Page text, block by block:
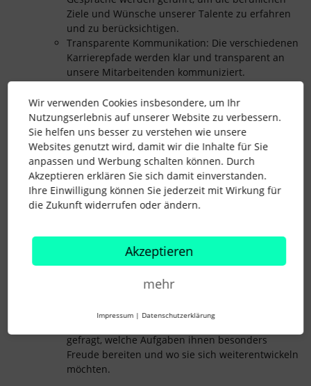
Ziele und Wünsche unserer Talente zu erfahren
und zu berücksichtigen.
Transparente Kommunikation: Die verschiedenen
Karrierepfade werden klar und transparent an
unsere Mitarbeitenden kommuniziert.
Identifikation potenzieller Talente
Potenzialanalysen
Tests: Strukturierte Verfahren wie bestimme
Tests werden genutzt, um die Fähigkeiten,
Stärken und Entwicklungsmöglichkeiten unserer
Mitarbeitenden zu identifizieren.
Feedback, Beobachtung, Vorschläge:
Regelmäßiges Feedback und gezielte
verborgene Talente und Interessen zu entdecken.
Verschiedene Stellen im Unternehmen können
Talente vorschlagen.
werden geführt, um die beruflichen Ziele und
gefragt, welche Aufgaben ihnen besonders
Freude bereiten und wo sie sich weiterentwickeln
möchten.
Wir verwenden Cookies insbesondere, um Ihr
Nutzungserlebnis auf unserer Website zu verbessern.
Sie helfen uns besser zu verstehen wie unsere
Websites genutzt wird, damit wir die Inhalte für Sie
anpassen und Werbung schalten können. Durch
Akzeptieren erklären Sie sich damit einverstanden.
Ihre Einwilligung können Sie jederzeit mit Wirkung für
die Zukunft widerrufen oder ändern.
Akzeptieren
mehr
Impressum | Datenschutzerklärung